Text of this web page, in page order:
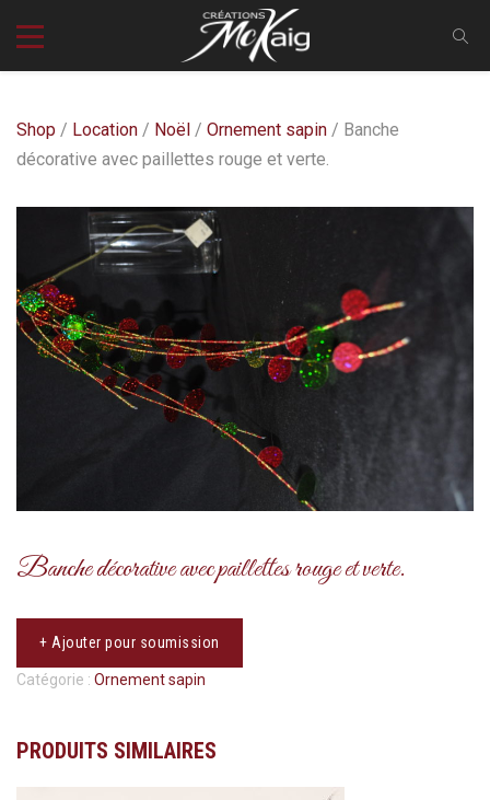
Shop / Location / Noël / Ornement sapin / Banche
décorative avec paillettes rouge et verte.
Banche décorative avec paillettes rouge et verte.
+ Ajouter pour soumission
Catégorie : Ornement sapin
PRODUITS SIMILAIRES